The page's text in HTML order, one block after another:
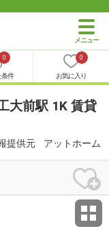
0
条件
0
お気に入り
大前駅 1K 賃貸
提供元 アットホーム